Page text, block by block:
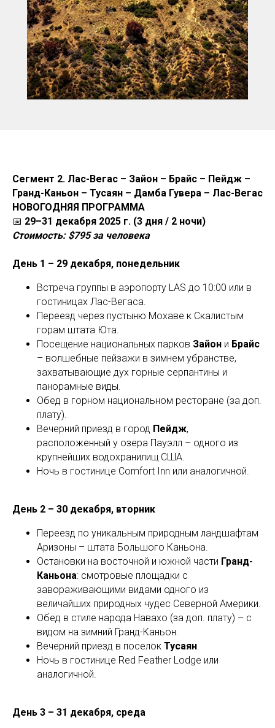
Сегмент 2. Лас-Вегас – Зайон – Брайс – Пейдж –
Гранд-Каньон – Тусаян – Дамба Гувера – Лас-Вегас
НОВОГОДНЯЯ ПРОГРАММА
📅 29–31 декабря 2025 г. (3 дня / 2 ночи)
Стоимость: $795 за человека
День 1 – 29 декабря, понедельник
Встреча группы в аэропорту LAS до 10:00 или в
гостиницах Лас-Вегаса.
Переезд через пустыню Мохаве к Скалистым
горам штата Юта.
Посещение национальных парков Зайон и Брайс
– волшебные пейзажи в зимнем убранстве,
захватывающие дух горные серпантины и
панорамные виды.
Обед в горном национальном ресторане (за доп.
плату).
Вечерний приезд в город Пейдж,
расположенный у озера Пауэлл – одного из
крупнейших водохранилищ США.
Ночь в гостинице Comfort Inn или аналогичной.
День 2 – 30 декабря, вторник
Переезд по уникальным природным ландшафтам
Аризоны – штата Большого Каньона.
Остановки на восточной и южной части Гранд-
Каньона: смотровые площадки с
завораживающими видами одного из
величайших природных чудес Северной Америки.
Обед в стиле народа Навахо (за доп. плату) – с
видом на зимний Гранд-Каньон.
Вечерний приезд в поселок Тусаян.
Ночь в гостинице Red Feather Lodge или
аналогичной.
День 3 – 31 декабря, среда